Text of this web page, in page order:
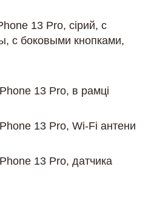
13 Pro, сірий, с
с боковыми кнопками,
13 Pro, в рамці
13 Pro, Wi-Fi антени
13 Pro, датчика